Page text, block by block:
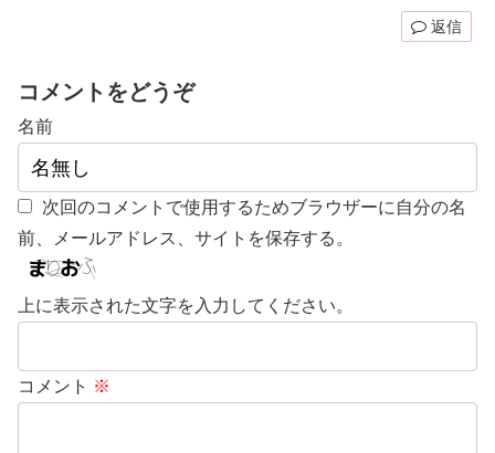
返信
コメントをどうぞ
名前
次回のコメントで使用するためブラウザーに自分の名
前、メールアドレス、サイトを保存する。
上に表示された文字を入力してください。
コメント ※